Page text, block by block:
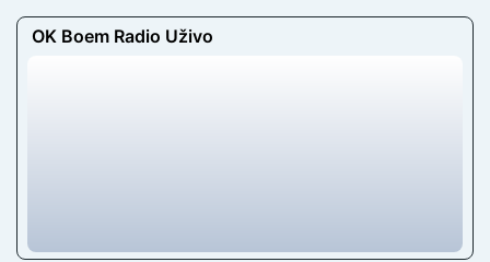
OK Boem Radio Uživo